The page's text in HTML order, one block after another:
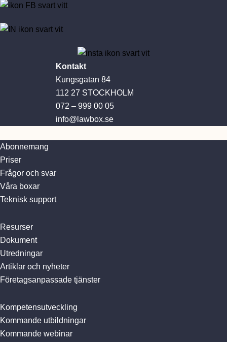
Kontakt
Kungsgatan 84
112 27 STOCKHOLM
072 – 999 00 05
info@lawbox.se
Abonnemang
Priser
Frågor och svar
Våra boxar
Teknisk support
Resurser
Dokument
Utredningar
Artiklar och nyheter
Företagsanpassade tjänster
Kompetensutveckling
Kommande utbildningar
Kommande webinar